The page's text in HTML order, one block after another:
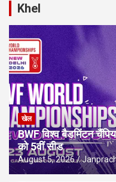
Khel
खेल
BWF विश्व बैडमिंटन
को 5वीं सीड
August 5, 2026